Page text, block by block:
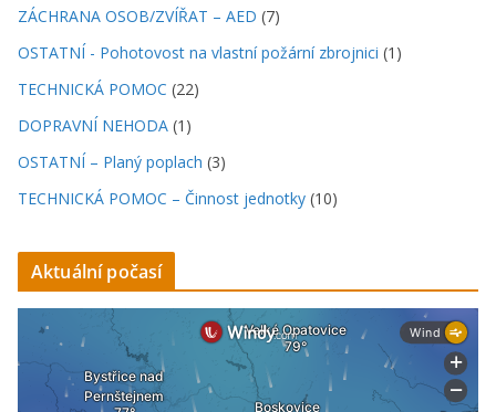
ZÁCHRANA OSOB/ZVÍŘAT – AED (7)
OSTATNÍ - Pohotovost na vlastní požární zbrojnici (1)
TECHNICKÁ POMOC (22)
DOPRAVNÍ NEHODA (1)
OSTATNÍ – Planý poplach (3)
TECHNICKÁ POMOC – Činnost jednotky (10)
Aktuální počasí